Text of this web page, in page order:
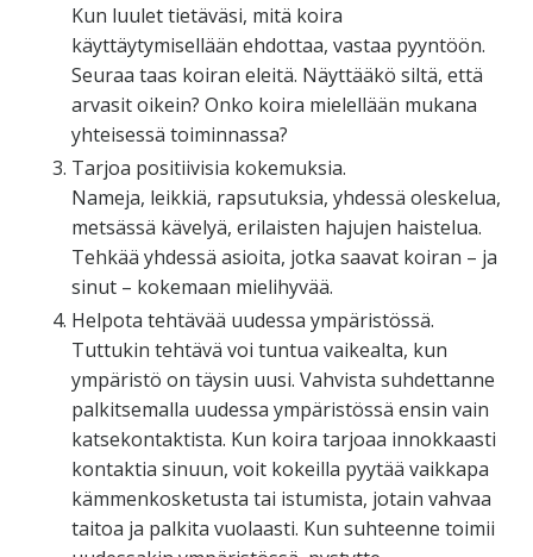
Kun luulet tietäväsi, mitä koira
käyttäytymisellään ehdottaa, vastaa pyyntöön.
Seuraa taas koiran eleitä. Näyttääkö siltä, että
arvasit oikein? Onko koira mielellään mukana
yhteisessä toiminnassa?
Tarjoa positiivisia kokemuksia.
Nameja, leikkiä, rapsutuksia, yhdessä oleskelua,
metsässä kävelyä, erilaisten hajujen haistelua.
Tehkää yhdessä asioita, jotka saavat koiran – ja
sinut – kokemaan mielihyvää.
Helpota tehtävää uudessa ympäristössä.
Tuttukin tehtävä voi tuntua vaikealta, kun
ympäristö on täysin uusi. Vahvista suhdettanne
palkitsemalla uudessa ympäristössä ensin vain
katsekontaktista. Kun koira tarjoaa innokkaasti
kontaktia sinuun, voit kokeilla pyytää vaikkapa
kämmenkosketusta tai istumista, jotain vahvaa
taitoa ja palkita vuolaasti. Kun suhteenne toimii